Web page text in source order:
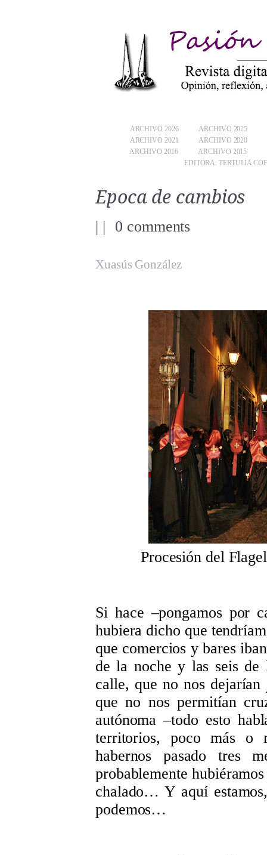
ARCHIVO 2026
ARCHIVO 2025
ARCHIVO 2021
ARCHIVO 2020
ARCHIVO 2016
ARCHIVO 2015
EDITORA: TERTULIA
Época de cambios
| | 0 comments
Xuasús González
Procesión del
Si hace –pongamos por
hubiera dicho que
que comercios y bares
de la noche y las seis de
calle, que no nos dejarían
que no nos permitían
autónoma –todo esto
territorios, poco más o
habernos pasado tres
probablemente
chalado… Y aquí
podemos…